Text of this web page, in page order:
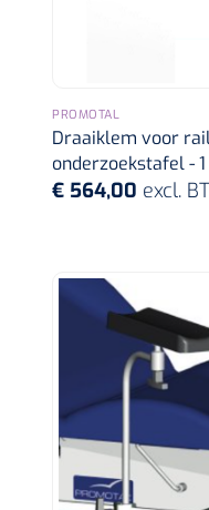
Bionix
PROMOTAL
Draaiklem voor
onderzoekstafel -
€ 564,00 excl.